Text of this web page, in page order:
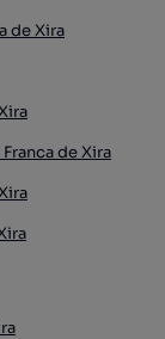
de Xira
de Xira